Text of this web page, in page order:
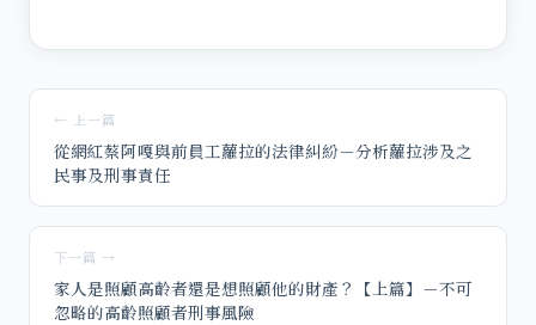
← 上一篇
從網紅蔡阿嘎與前員工蘿拉的法律糾紛－分析蘿拉涉及之
民事及刑事責任
下一篇 →
家人是照顧高齡者還是想照顧他的財產？【上篇】－不可
忽略的高齡照顧者刑事風險